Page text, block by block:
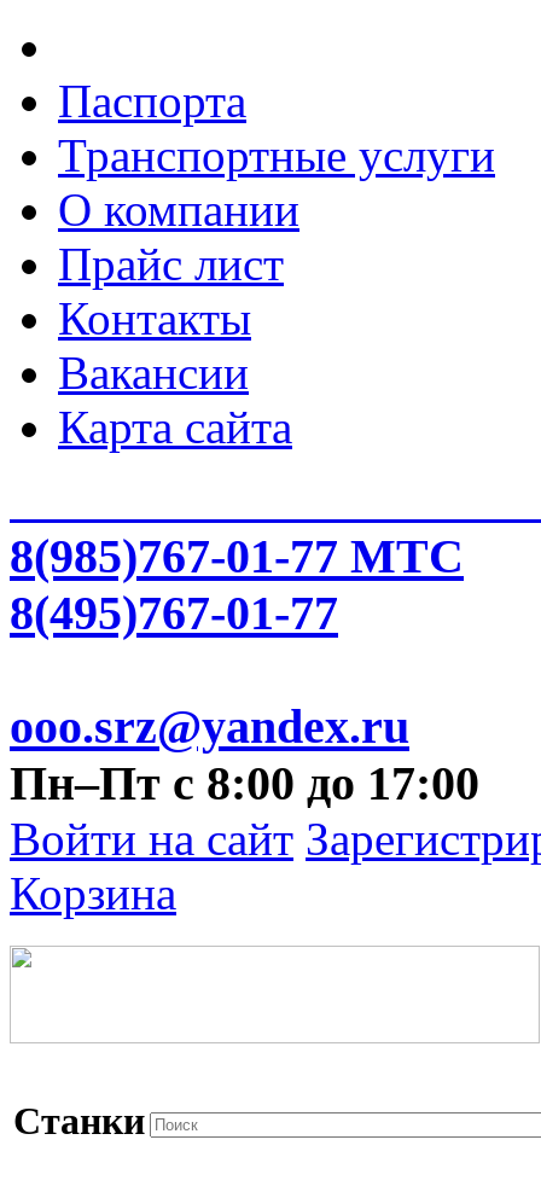
Паспорта
Транспортные услуги
О компании
Прайс лист
Контакты
Вакансии
Карта сайта
8(985)767-01-77 МТС
8(495)767-01-77
ooo.srz@yandex.ru
Пн–Пт с 8:00 до 17:00
Войти на сайт
Корзина
Станки